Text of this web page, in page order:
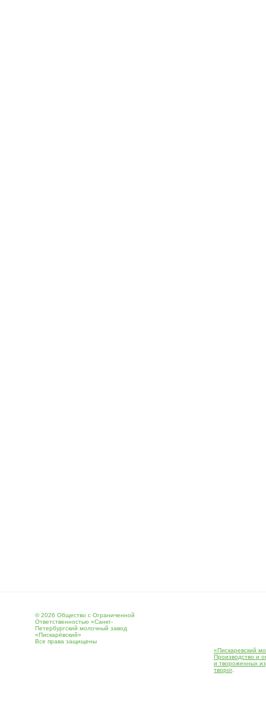
© 2026 Общество с Ограниченной
Ответственностью «Санкт-
Петербургский молочный завод
«Пискарёвский»
Все права защищены
«Пискаревский
Производство и
и твороженных
творог.